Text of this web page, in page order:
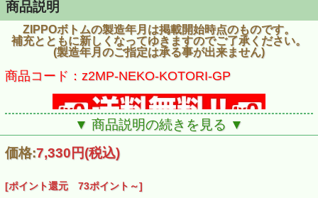
商品説明
ZIPPOボトムの製造年月は掲載開始時点のものです。
補充とともに新しくなってゆきますのでご了承ください。
(製造年月のご指定は承る事が出来ません)
商品コード：z2MP-NEKO-KOTORI-GP
▼ 商品説明の続きを見る ▼
価格:7,330円(税込)
[ポイント還元 73ポイント～]